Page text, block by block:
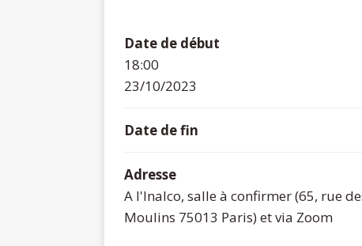
Date de début
18:00
23/10/2023
Date de fin
Adresse
A l'Inalco, salle à confirmer (65, rue
Moulins 75013 Paris) et via Zoom